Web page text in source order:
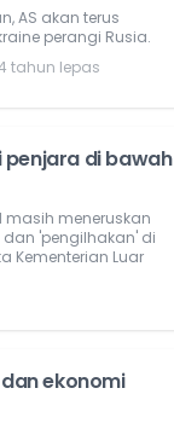
AS akan terus
perangi Rusia.
tahun lepas
penjara di bawah
masih meneruskan
'pengilhakan' di
Kementerian Luar
dan ekonomi